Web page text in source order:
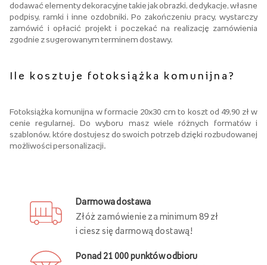
dodawać elementy dekoracyjne takie jak obrazki, dedykacje, własne
podpisy, ramki i inne ozdobniki. Po zakończeniu pracy, wystarczy
zamówić i opłacić projekt i poczekać na realizację zamówienia
zgodnie z sugerowanym terminem dostawy.
Ile kosztuje fotoksiążka komunijna?
Fotoksiążka komunijna w formacie 20x30 cm to koszt od 49,90 zł w
cenie regularnej. Do wyboru masz wiele różnych formatów i
szablonów, które dostujesz do swoich potrzeb dzięki rozbudowanej
możliwości personalizacji.
Darmowa dostawa
Złóż zamówienie za minimum 89 zł
i ciesz się darmową dostawą!
Ponad 21 000 punktów odbioru